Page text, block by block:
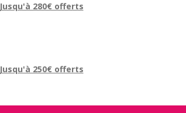
Jusqu'à 280€ offerts
Jusqu'à 250€ offerts